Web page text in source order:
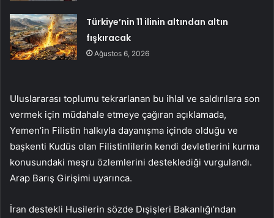
Türkiye’nin 11 ilinin altından altın
fışkıracak
Ağustos 6, 2026
Uluslararası toplumu tekrarlanan bu ihlal ve saldırılara son
vermek için müdahale etmeye çağıran açıklamada,
Yemen’in Filistin halkıyla dayanışma içinde olduğu ve
başkenti Kudüs olan Filistinlilerin kendi devletlerini kurma
konusundaki meşru özlemlerini desteklediği vurgulandı.
Arap Barış Girişimi uyarınca.
İran destekli Husilerin sözde Dışişleri Bakanlığı’ndan